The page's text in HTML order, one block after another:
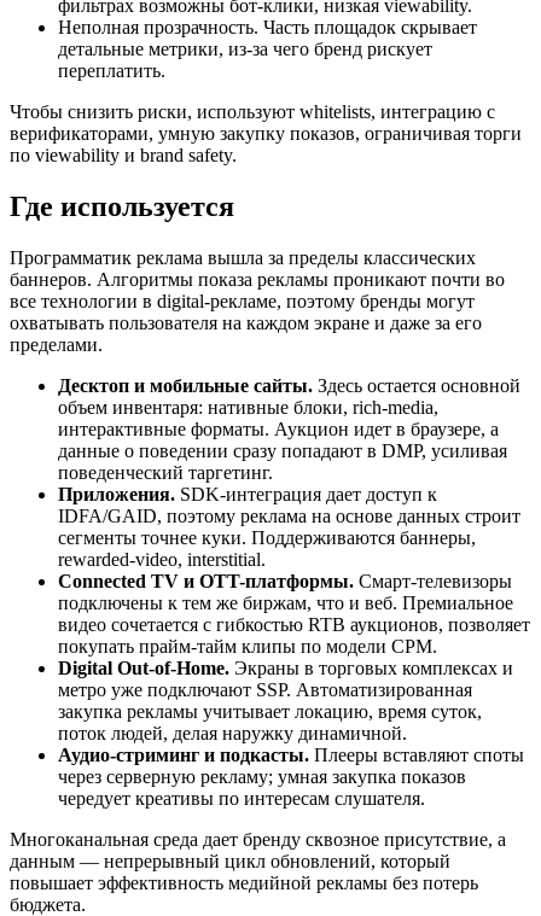
фильтрах возможны бот-клики, низкая viewability.
Неполная прозрачность. Часть площадок скрывает
детальные метрики, из-за чего бренд рискует
переплатить.
Чтобы снизить риски, используют whitelists, интеграцию с
верификаторами, умную закупку показов, ограничивая торги
по viewability и brand safety.
Где используется
Программатик реклама вышла за пределы классических
баннеров. Алгоритмы показа рекламы проникают почти во
все технологии в digital-рекламе, поэтому бренды могут
охватывать пользователя на каждом экране и даже за его
пределами.
Десктоп и мобильные сайты. Здесь остается основной
объем инвентаря: нативные блоки, rich-media,
интерактивные форматы. Аукцион идет в браузере, а
данные о поведении сразу попадают в DMP, усиливая
поведенческий таргетинг.
Приложения. SDK-интеграция дает доступ к
IDFA/GAID, поэтому реклама на основе данных строит
сегменты точнее куки. Поддерживаются баннеры,
rewarded-video, interstitial.
Connected TV и OTT-платформы. Смарт-телевизоры
подключены к тем же биржам, что и веб. Премиальное
видео сочетается с гибкостью RTB аукционов, позволяет
покупать прайм-тайм клипы по модели CPM.
Digital Out-of-Home. Экраны в торговых комплексах и
метро уже подключают SSP. Автоматизированная
закупка рекламы учитывает локацию, время суток,
поток людей, делая наружку динамичной.
Аудио-стриминг и подкасты. Плееры вставляют споты
через серверную рекламу; умная закупка показов
чередует креативы по интересам слушателя.
Многоканальная среда дает бренду сквозное присутствие, а
данным — непрерывный цикл обновлений, который
повышает эффективность медийной рекламы без потерь
бюджета.